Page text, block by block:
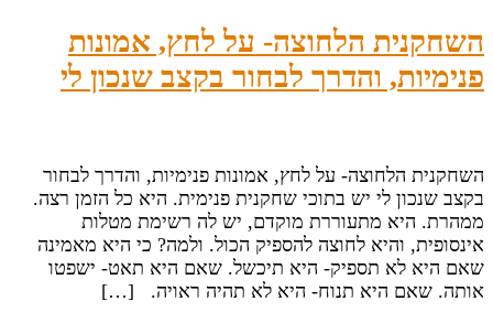
השחקנית הלחוצה- על לחץ, אמונות
פנימיות, והדרך לבחור בקצב שנכון לי
השחקנית הלחוצה- על לחץ, אמונות פנימיות, והדרך לבחור
בקצב שנכון לי יש בתוכי שחקנית פנימית. היא כל הזמן רצה.
ממהרת. היא מתעוררת מוקדם, יש לה רשימת מטלות
אינסופית, והיא לחוצה להספיק הכול. ולמה? כי היא מאמינה
שאם היא לא תספיק- היא תיכשל. שאם היא תאט- ישפטו
אותה. שאם היא תנוח- היא לא תהיה ראויה. […]